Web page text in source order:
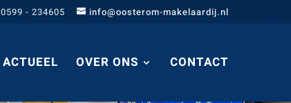
0599 - 234605 info@oosterom-makelaardij.nl
ACTUEEL OVER ONS CONTACT